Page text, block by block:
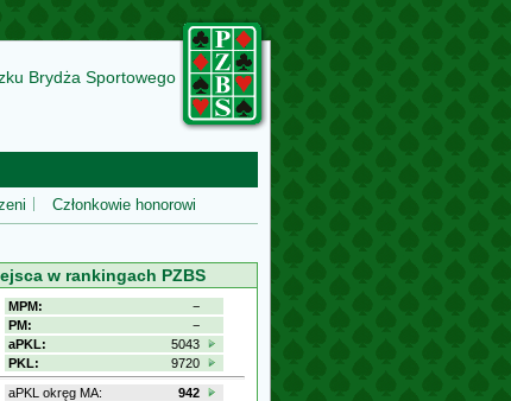
Brydża Sportowego
Członkowie honorowi
w rankingach PZBS
MPM:
−
PM:
−
aPKL:
5043
PKL:
9720
aPKL okręg MA:
942